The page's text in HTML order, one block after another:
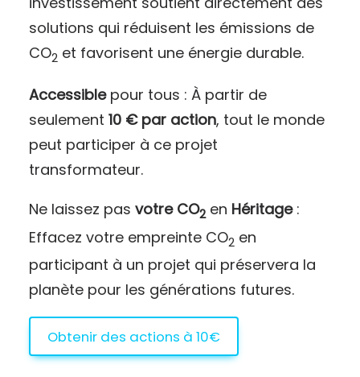
solutions qui réduisent les émissions de
CO2 et favorisent une énergie durable.
Accessiblepour tous : À partir de
seulement 10 € par action, tout le monde
peut participer à ce projet
transformateur.
Ne laissez pas votre CO2en Héritage:
Effacez votre empreinte CO2 en
participant à un projet qui préservera la
planète pour les générations futures.
Obtenir des actions à 10€